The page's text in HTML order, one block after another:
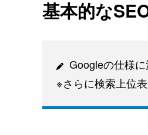
基本的な
Googleの仕様
※さらに検索上位